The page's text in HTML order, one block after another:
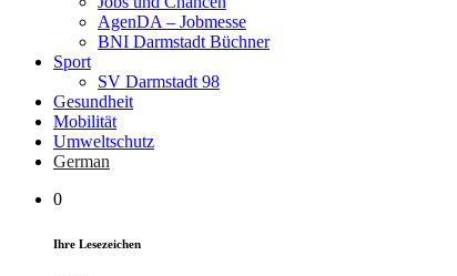
AgenDA – Jobmesse
BNI Darmstadt Büchner
Sport
SV Darmstadt 98
Gesundheit
Mobilität
Umweltschutz
German
0
Ihre Lesezeichen